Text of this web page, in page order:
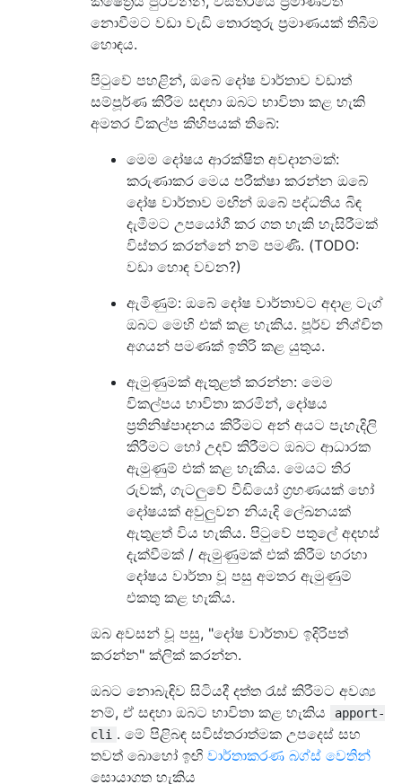
නොවීමට වඩා වැඩි තොරතුරු ප්‍රමාණයක් තිබීම
හොඳය.
පිටුවේ පහළින්, ඔබේ දෝෂ වාර්තාව වඩාත්
සම්පූර්ණ කිරීම සඳහා ඔබට භාවිතා කළ හැකි
අමතර විකල්ප කිහිපයක් තිබේ:
මෙම දෝෂය ආරක්ෂිත අවදානමක්:
කරුණාකර මෙය පරීක්ෂා කරන්න ඔබේ
දෝෂ වාර්තාව මඟින් ඔබේ පද්ධතිය බිඳ
දැමීමට උපයෝගී කර ගත හැකි හැසිරීමක්
විස්තර කරන්නේ නම් පමණි. (TODO:
වඩා හොඳ වචන?)
ඇමිණුම්: ඔබේ දෝෂ වාර්තාවට අදාළ ටැග්
ඔබට මෙහි එක් කළ හැකිය. පූර්ව නිශ්චිත
අගයන් පමණක් ඉතිරි කළ යුතුය.
ඇමුණුමක් ඇතුළත් කරන්න: මෙම
විකල්පය භාවිතා කරමින්, දෝෂය
ප්‍රතිනිෂ්පාදනය කිරීමට අන් අයට පැහැදිලි
කිරීමට හෝ උදව් කිරීමට ඔබට ආධාරක
ඇමුණුම් එක් කළ හැකිය. මෙයට තිර
රුවක්, ගැටලුවේ වීඩියෝ ග්‍රහණයක් හෝ
දෝෂයක් අවුලුවන නියැදි ලේඛනයක්
ඇතුළත් විය හැකිය. පිටුවේ පතුලේ අදහස්
දැක්වීමක් / ඇමුණුමක් එක් කිරීම හරහා
දෝෂය වාර්තා වූ පසු අමතර ඇමුණුම්
එකතු කළ හැකිය.
ඔබ අවසන් වූ පසු, "දෝෂ වාර්තාව ඉදිරිපත්
කරන්න" ක්ලික් කරන්න.
ඔබට නොබැඳිව සිටියදී දත්ත රැස් කිරීමට අවශ්‍ය
නම්, ඒ සඳහා ඔබට භාවිතා කළ හැකිය
apport-
cli . මේ පිළිබඳ සවිස්තරාත්මක උපදෙස් සහ
තවත් බොහෝ ඉඟි වාර්තාකරණ බග්ස් වෙතින්
සොයාගත හැකිය